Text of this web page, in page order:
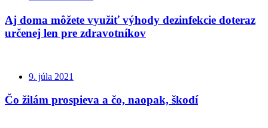
Aj doma môžete využiť výhody dezinfekcie doteraz
určenej len pre zdravotníkov
9. júla 2021
Čo žilám prospieva a čo, naopak, škodí